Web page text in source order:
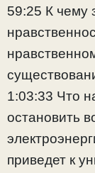
59:25 К чему
1:03:33 Что
остановить
приведет к